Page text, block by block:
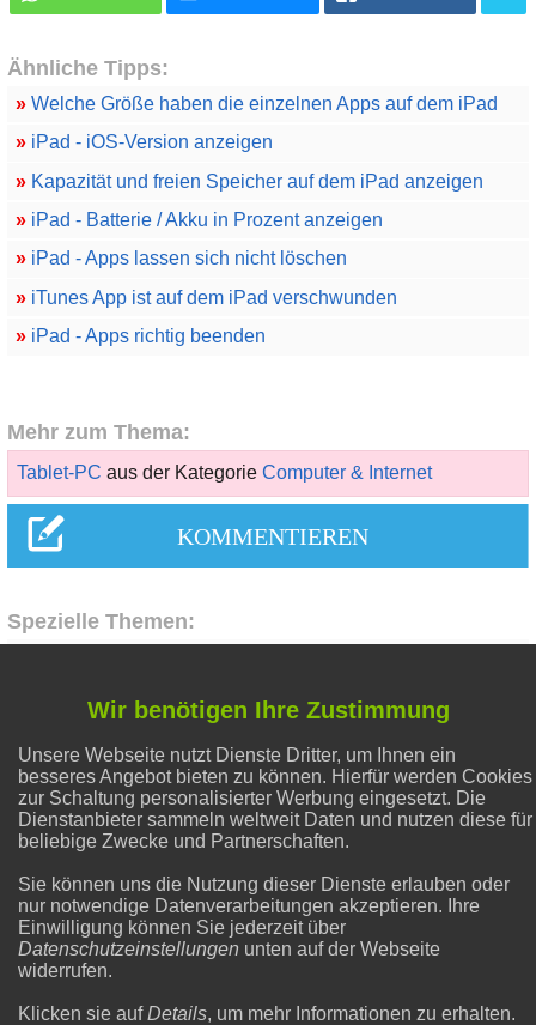
Ähnliche Tipps:
»Welche Größe haben die einzelnen Apps auf dem iPad
»iPad - iOS-Version anzeigen
»Kapazität und freien Speicher auf dem iPad anzeigen
»iPad - Batterie / Akku in Prozent anzeigen
»iPad - Apps lassen sich nicht löschen
»iTunes App ist auf dem iPad verschwunden
»iPad - Apps richtig beenden
Mehr zum Thema:
Tablet-PC aus der Kategorie Computer & Internet
Spezielle Themen:
Hausmittel Zitrone
Liebe & Partnerschaft
Abnehmen
Flecken entfernen
Wir benötigen Ihre Zustimmung
Unsere Webseite nutzt Dienste Dritter, um Ihnen ein
besseres Angebot bieten zu können. Hierfür werden Cookies
zur Schaltung personalisierter Werbung eingesetzt. Die
Dienstanbieter sammeln weltweit Daten und nutzen diese für
beliebige Zwecke und Partnerschaften.
Sie können uns die Nutzung dieser Dienste erlauben oder
nur notwendige Datenverarbeitungen akzeptieren. Ihre
Einwilligung können Sie jederzeit über
Datenschutzeinstellungen unten auf der Webseite
widerrufen.
Klicken sie aufDetails, um mehr Informationen zu erhalten.